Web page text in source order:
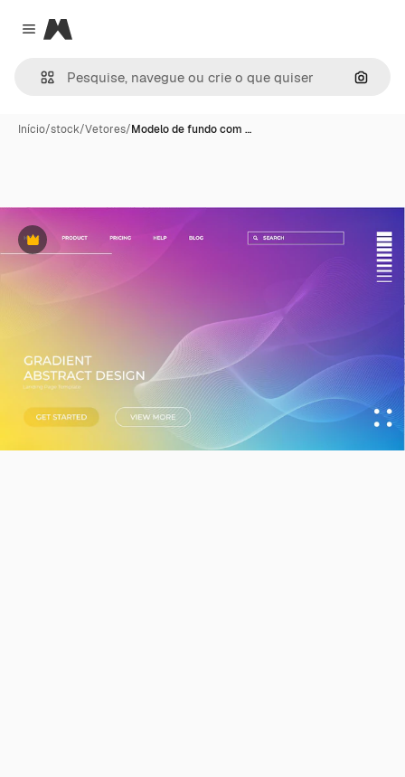
Close menu
Magnific
Início/stock/Vetores/Modelo de fundo com …
Premium